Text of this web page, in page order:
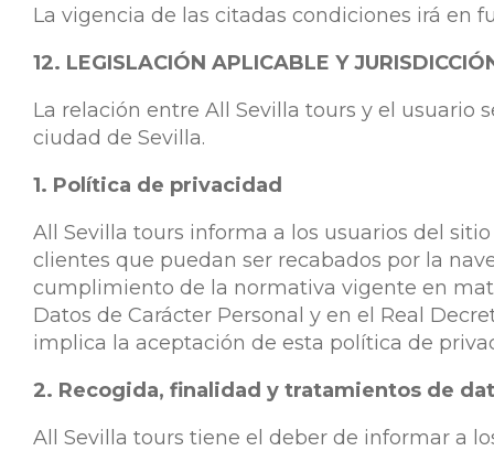
La vigencia de las citadas condiciones irá en
12. LEGISLACIÓN APLICABLE Y
La relación entre All Sevilla tours y el usuario
ciudad de Sevilla.
1. Política de privacidad
All Sevilla tours informa a los usuarios del
clientes que puedan ser recabados por la
cumplimiento de la normativa vigente en
Datos de Carácter Personal y en el Real
implica la aceptación de esta política de
2. Recogida, finalidad y tratamientos de
All Sevilla tours tiene el deber de informar a